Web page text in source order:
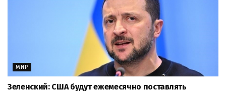
МИР
Зеленский: США будут ежемесячно поставлять